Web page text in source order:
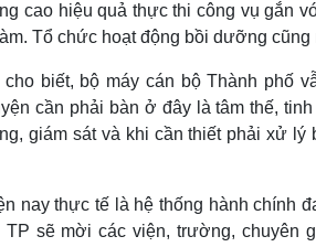
cao hiệu quả thực thi công vụ gắn
Tổ chức hoạt động bồi dưỡng
biết, bộ máy cán bộ Thành phố
cần phải bàn ở đây là tâm thế,
giám sát và khi cần thiết phải xử
nay thực tế là hệ thống hành chính
sẽ mời các viện, trường, chuyên